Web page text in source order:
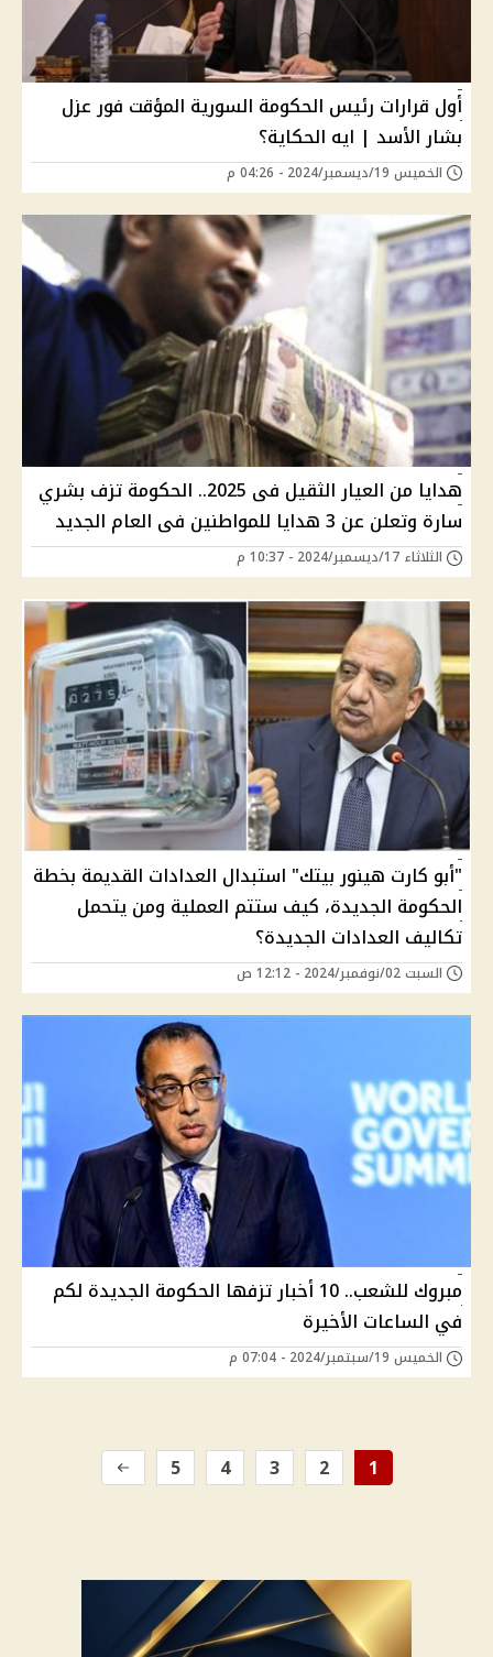
أول قرارات رئيس الحكومة السورية المؤقت فور عزل
بشار الأسد | ايه الحكاية؟
الخميس 19/ديسمبر/2024 - 04:26 م
هدايا من العيار الثقيل فى 2025.. الحكومة تزف بشري
سارة وتعلن عن 3 هدايا للمواطنين فى العام الجديد
الثلاثاء 17/ديسمبر/2024 - 10:37 م
"أبو كارت هينور بيتك" استبدال العدادات القديمة بخطة
الحكومة الجديدة، كيف ستتم العملية ومن يتحمل
تكاليف العدادات الجديدة؟
السبت 02/نوفمبر/2024 - 12:12 ص
مبروك للشعب.. 10 أخبار تزفها الحكومة الجديدة لكم
في الساعات الأخيرة
الخميس 19/سبتمبر/2024 - 07:04 م
1
2
3
4
5